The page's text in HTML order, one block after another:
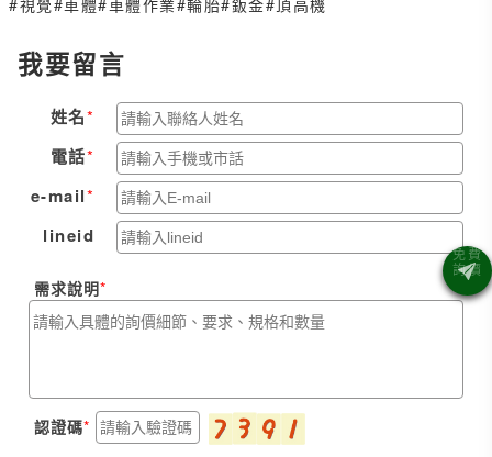
#視覺#車體#車體作業#輪胎#鈑金#頂高機
我要留言
需求說明
認證碼
姓名
電話
e-mail
lineid